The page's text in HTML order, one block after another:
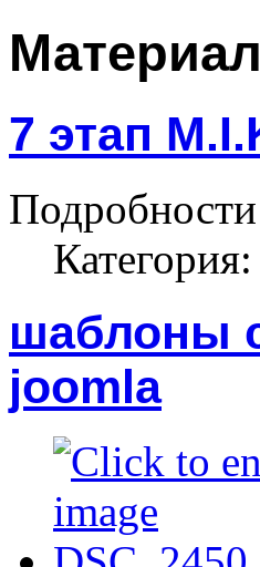
7 этап
Подробности
Категория:
шаблоны
joomla